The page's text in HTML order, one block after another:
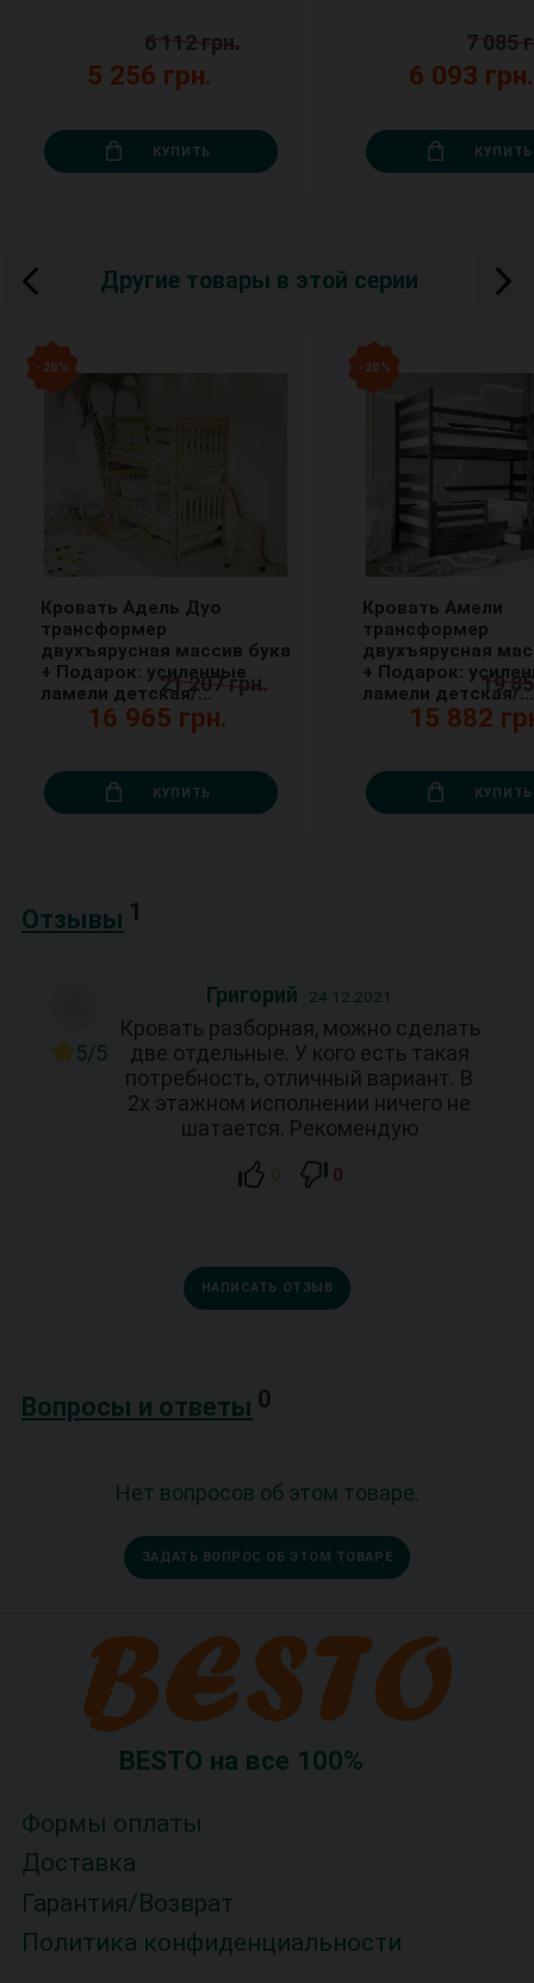
5 256 грн.
6 112 грн.
КУПИТЬ
6 093
7 085
КУПИТЬ
Другие товары в этой серии
- 20 %
Кровать Адель Дуо
трансформер
двухъярусная массив бука
+ Подарок: усиленные
ламели детская/
подростковая
16 965 грн.
21 207 грн.
КУПИТЬ
- 20 %
Кровать Амели
трансформер
двухъярусная
+ Подарок: усиленные
ламели детская/
подростковая
15 882
19
КУПИТЬ
Отзывы 1
5/5
Григорий 24.12.2021
Кровать разборная, можно сделать
две отдельные. У кого есть такая
потребность, отличный вариант. В
2х этажном исполнении ничего не
шатается. Рекомендую
0 0
НАПИСАТЬ ОТЗЫВ
Вопросы и ответы 0
Нет вопросов об этом товаре.
ЗАДАТЬ ВОПРОС ОБ ЭТОМ ТОВАРЕ
BESTO на все 100%
Формы оплаты
Доставка
Гарантия/Возврат
Политика конфиденциальности